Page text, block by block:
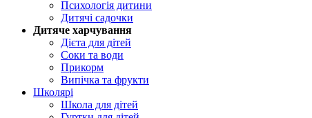
Психологія дитини
Дитячі садочки
Дитяче харчування
Дієта для дітей
Соки та води
Прикорм
Випічка та фрукти
Школярі
Школа для дітей